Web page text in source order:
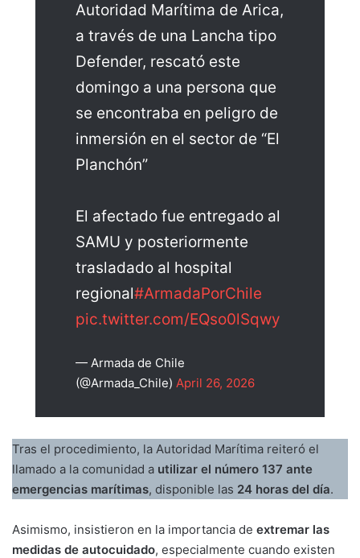
Autoridad Marítima de Arica,
a través de una Lancha tipo
Defender, rescató este
domingo a una persona que
se encontraba en peligro de
inmersión en el sector de “El
Planchón”
El afectado fue entregado al
SAMU y posteriormente
trasladado al hospital
regional#ArmadaPorChile
pic.twitter.com/EQso0lSqwy
— Armada de Chile
(@Armada_Chile) April 26, 2026
Tras el procedimiento, la Autoridad Marítima reiteró el
llamado a la comunidad a utilizar el número 137 ante
emergencias marítimas, disponible las 24 horas del día.
Asimismo, insistieron en la importancia de extremar las
medidas de autocuidado, especialmente cuando existen